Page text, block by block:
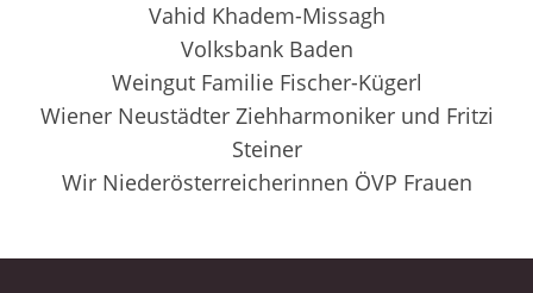
Vahid Khadem-Missagh
Volksbank Baden
Weingut Familie Fischer-Kügerl
Wiener Neustädter Ziehharmoniker und Fritzi
Steiner
Wir Niederösterreicherinnen ÖVP Frauen